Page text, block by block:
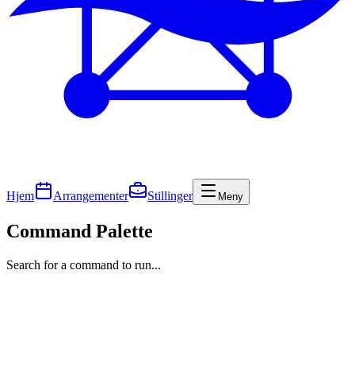
Hjem Arrangementer Stillinger Meny
Command Palette
Search for a command to run...